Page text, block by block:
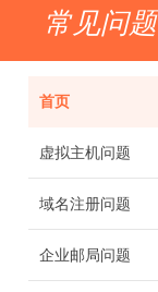
常见问题
首页
虚拟主机问题
域名注册问题
企业邮局问题